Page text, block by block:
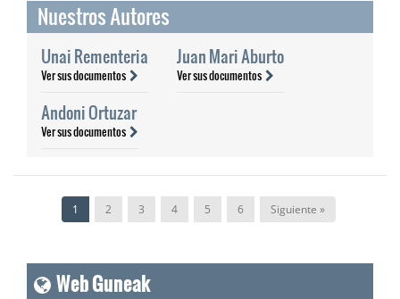
Nuestros Autores
Unai Rementeria
Ver sus documentos
Juan Mari Aburto
Ver sus documentos
Andoni Ortuzar
Ver sus documentos
1 2 3 4 5 6 Siguiente »
Web Guneak